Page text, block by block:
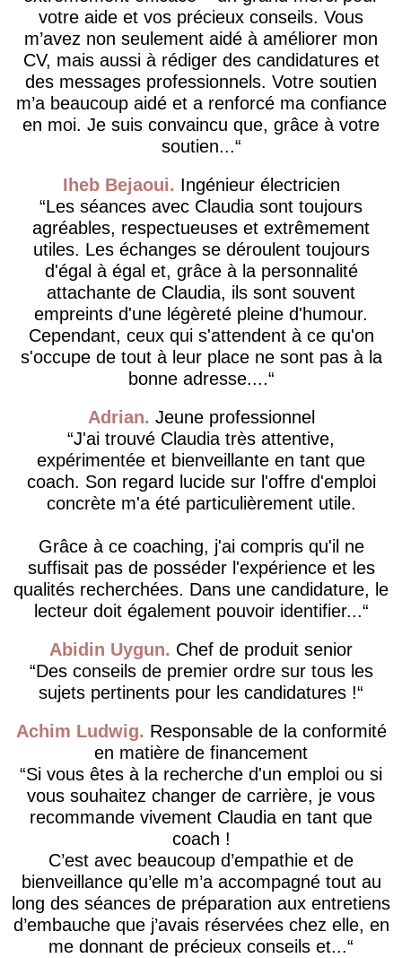
votre aide et vos précieux conseils. Vous
m’avez non seulement aidé à améliorer mon
CV, mais aussi à rédiger des candidatures et
des messages professionnels. Votre soutien
m’a beaucoup aidé et a renforcé ma confiance
en moi. Je suis convaincu que, grâce à votre
soutien...
Iheb Bejaoui
Ingénieur électricien
Les séances avec Claudia sont toujours
agréables, respectueuses et extrêmement
utiles. Les échanges se déroulent toujours
d'égal à égal et, grâce à la personnalité
attachante de Claudia, ils sont souvent
empreints d'une légèreté pleine d'humour.
Cependant, ceux qui s'attendent à ce qu'on
s'occupe de tout à leur place ne sont pas à la
bonne adresse....
Adrian Jeune professionnel
J'ai trouvé Claudia très attentive,
expérimentée et bienveillante en tant que
coach. Son regard lucide sur l'offre d'emploi
concrète m'a été particulièrement utile.
Grâce à ce coaching, j'ai compris qu'il ne
suffisait pas de posséder l'expérience et les
qualités recherchées. Dans une candidature, le
lecteur doit également pouvoir identifier...
Abidin Uygun
Chef de produit senior
Des conseils de premier ordre sur tous les
sujets pertinents pour les candidatures !
Achim Ludwig
Responsable de la conformité
en matière de financement
Si vous êtes à la recherche d'un emploi ou si
vous souhaitez changer de carrière, je vous
recommande vivement Claudia en tant que
coach !
C’est avec beaucoup d’empathie et de
bienveillance qu’elle m’a accompagné tout au
long des séances de préparation aux entretiens
d’embauche que j’avais réservées chez elle, en
me donnant de précieux conseils et...